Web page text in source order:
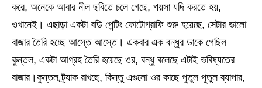
করে, অনেকে আবার নীল ছবিতে চলে গেছে, পয়সা যদি করতে হয়,
ওখানেই। এছাড়া একটা বডি পেন্টিং ফোটোগ্রাফি শুরু হয়েছে, সেটার ভালো
বাজার তৈরি হচ্ছে আস্তে আস্তে। একবার এক বন্ধুর ডাকে গেছিল
কুন্তল, একটা আগ্রহ তৈরি হয়েছে ওর, বন্ধু বলেছে এটাই ভবিষ্যতের
বাজার।কুন্তল ট্র্যাক রাখছে, কিন্তু এগুলো ওর কাছে পুতুল পুতুল ব্যাপার,